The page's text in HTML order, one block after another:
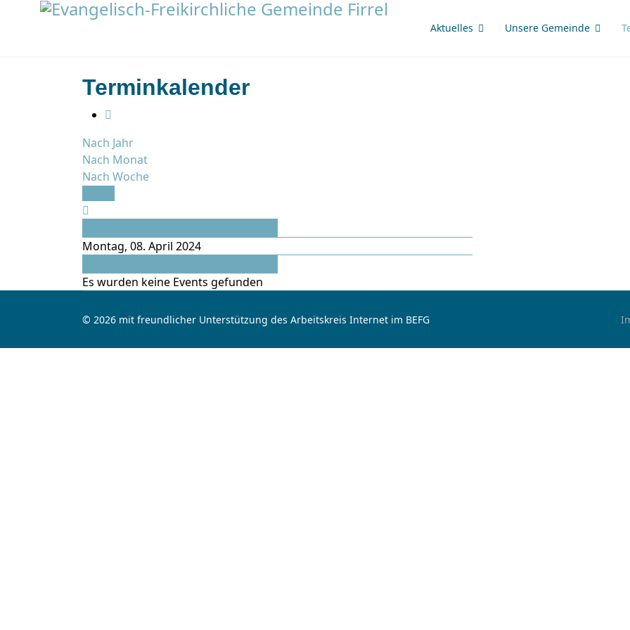
Aktuelles Unsere Gemeinde
Terminkalender
Nach Jahr
Nach Monat
Nach Woche
Montag, 08. April 2024
Es wurden keine Events gefunden
© 2026 mit freundlicher Unterstützung des Arbeitskreis Internet im BEFG